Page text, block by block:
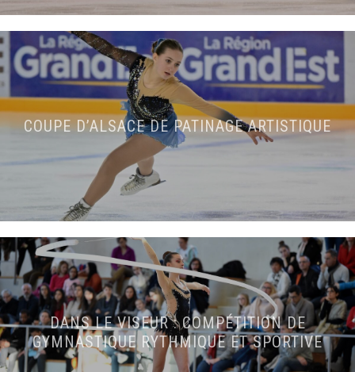
COUPE D’ALSACE DE PATINAGE ARTISTIQUE
DANS LE VISEUR : COMPÉTITION DE
GYMNASTIQUE RYTHMIQUE ET SPORTIVE